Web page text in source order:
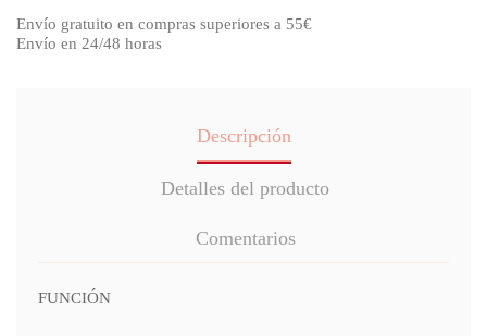
Envío gratuito en compras superiores a 55€
Envío en 24/48 horas
Descripción
Detalles del producto
Comentarios
FUNCIÓN